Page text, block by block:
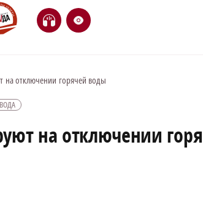
H e
на отключении горячей воды
на отключении